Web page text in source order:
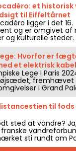
et historisk
til Eiffeltårnet
ligger i det 16.
og er omgivet af
og kulturelle steder.
turister og gamle
uovertrufne
Hvorfor er
et elektrisk
Lege i Paris
fremhævet
i Grand
dig over, hvorfor
elektriske kabler,
vi kan forklare dig
til
sted at vandre?
franske
sti rundt om